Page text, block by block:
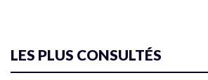
LES PLUS CONSULTÉS